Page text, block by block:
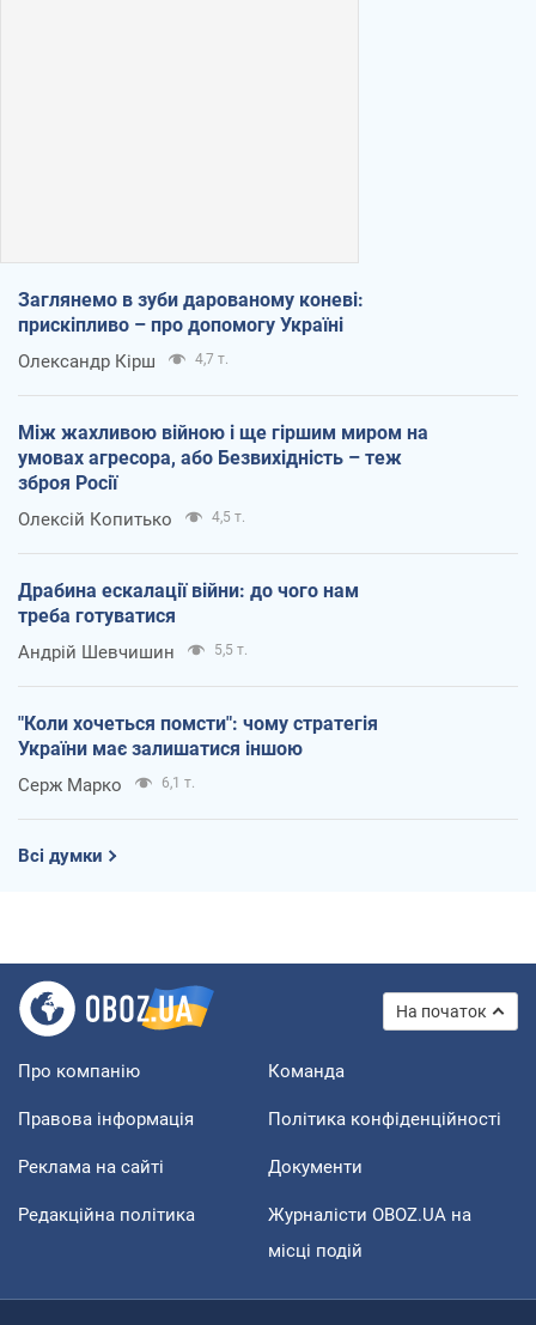
Заглянемо в зуби дарованому коневі:
прискіпливо – про допомогу Україні
Олександр Кірш 4,7 т.
Між жахливою війною і ще гіршим миром на
умовах агресора, або Безвихідність – теж
зброя Росії
Олексій Копитько 4,5 т.
Драбина ескалації війни: до чого нам
треба готуватися
Андрій Шевчишин 5,5 т.
"Коли хочеться помсти": чому стратегія
України має залишатися іншою
Серж Марко 6,1 т.
Всі думки
На початок
Про компанію Команда
Правова інформація Політика конфіденційності
Реклама на сайті Документи
Редакційна політика
Журналісти OBOZ.UA на
місці подій